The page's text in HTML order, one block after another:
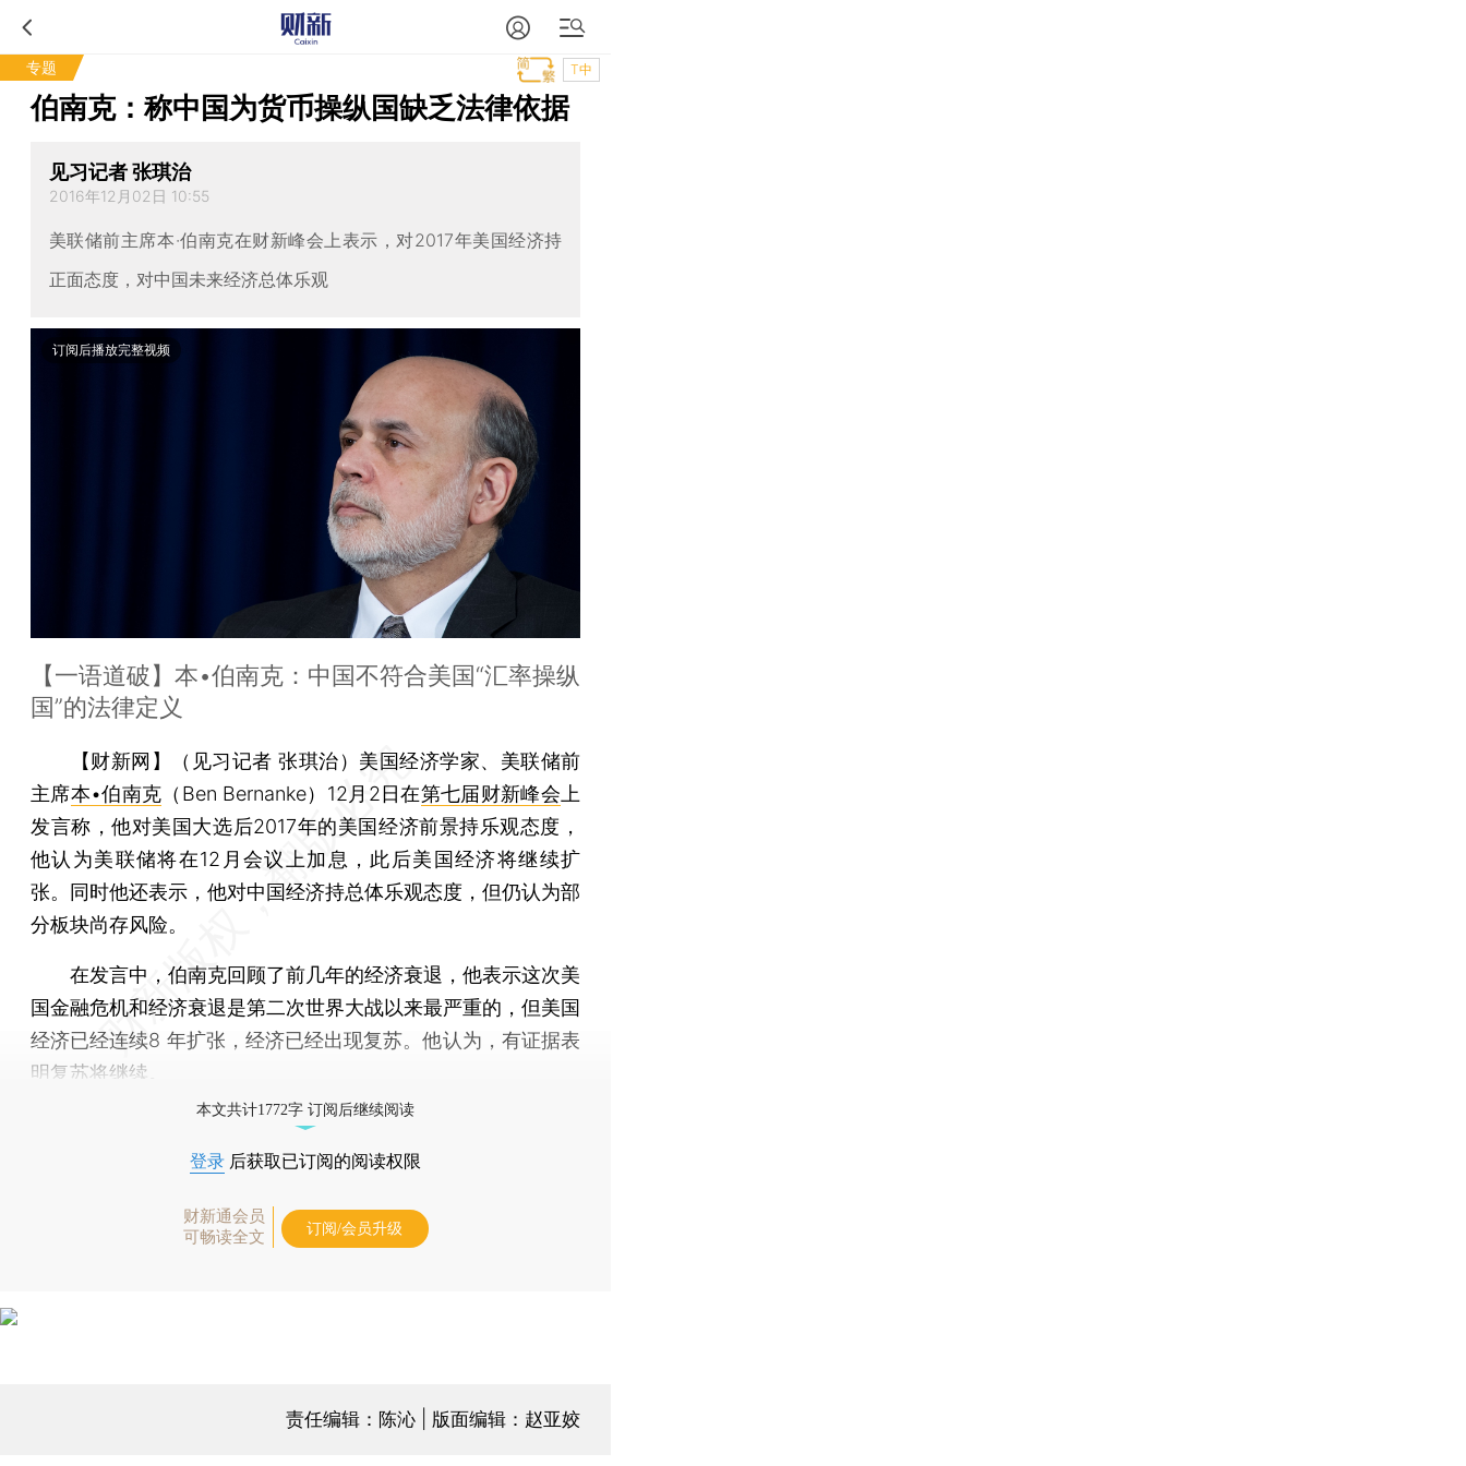
专题 T中
伯南克：称中国为货币操纵国缺乏法律依据
见习记者 张琪治
2016年12月02日 10:55
美联储前主席本·伯南克在财新峰会上表示，对2017年美国经济持
正面态度，对中国未来经济总体乐观
订阅后播放完整视频
【一语道破】本•伯南克：中国不符合美国“汇率操纵
国”的法律定义
【财新网】（见习记者 张琪治） 美国经济学家、美联储前
主席本•伯南克 （Ben Bernanke）12月2日在第七届财新峰会 上
发言称，他对美国大选后2017年的美国经济前景持乐观态度，
他认为美联储将在12月会议上加息，此后美国经济将继续扩
张。同时他还表示，他对中国经济持总体乐观态度，但仍认为部
分板块尚存风险。
在发言中，伯南克回顾了前几年的经济衰退，他表示这次美
国金融危机和经济衰退是第二次世界大战以来最严重的，但美国
经济已经连续8 年扩张，经济已经出现复苏。他认为，有证据表
明复苏将继续。
本文共计1772字 订阅后继续阅读
登录 后获取已订阅的阅读权限
财新通会员
可畅读全文
订阅/会员升级
责任编辑：陈沁 | 版面编辑：赵亚姣